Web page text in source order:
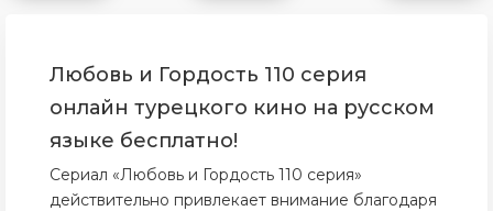
Любовь и Гордость 110 серия
онлайн турецкого кино на русском
языке бесплатно!
Сериал «Любовь и Гордость 110 серия»
действительно привлекает внимание благодаря